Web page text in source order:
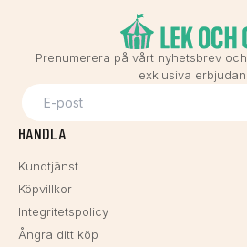
Prenumerera på vårt nyhetsbrev
exklusiva
HANDLA
Kundtjänst
Köpvillkor
Integritetspolicy
Ångra ditt köp